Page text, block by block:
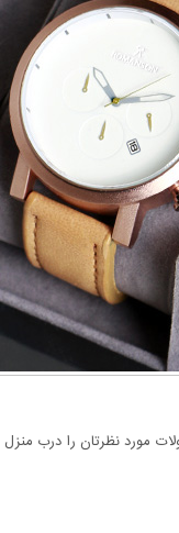
نظرتان را درب منزل